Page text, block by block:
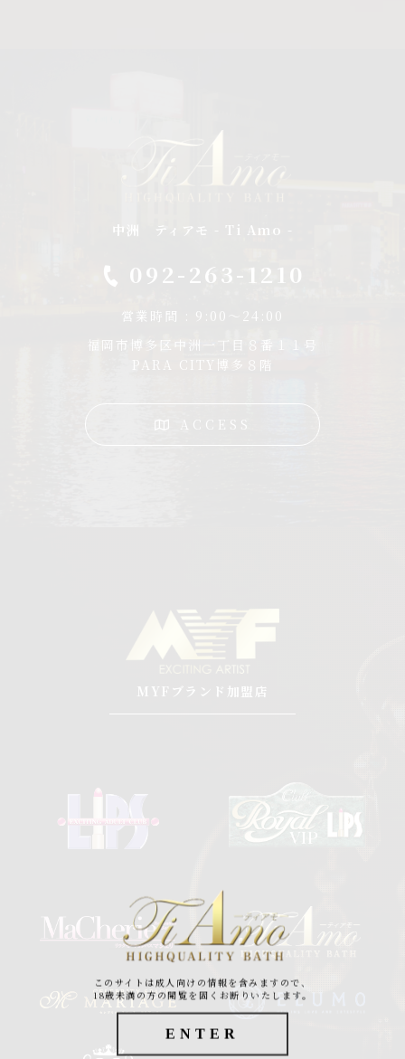
このサイトは成人向けの情報を含みますので、
18歳未満の方の閲覧を固くお断りいたします。
ENTER
中洲 ティアモ - Ti Amo -
092-263-1210
営業時間 : 9:00～24:00
福岡市博多区中洲一丁目８番１１号
PARA CITY博多８階
ACCESS
MYFブランド加盟店